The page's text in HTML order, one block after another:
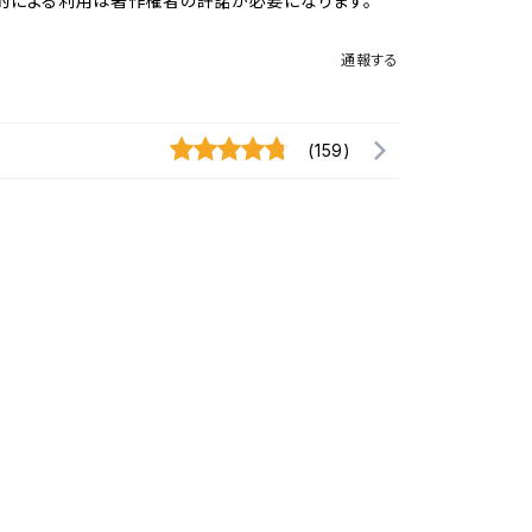
通報する
(159)